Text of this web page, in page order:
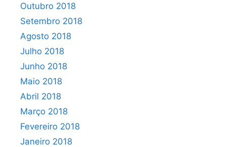
Outubro 2018
Setembro 2018
Agosto 2018
Julho 2018
Junho 2018
Maio 2018
Abril 2018
Março 2018
Fevereiro 2018
Janeiro 2018